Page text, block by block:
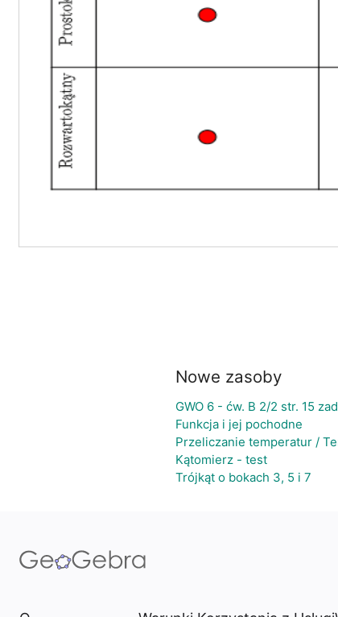
Nowe zasoby
GWO 6 - ćw. B 2/2 str. 15
Funkcja i jej pochodne
Przeliczanie temperatur /
Kątomierz - test
Trójkąt o bokach 3, 5 i 7